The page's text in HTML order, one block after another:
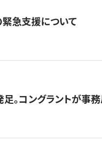
緊急支援について
。コングラントが事